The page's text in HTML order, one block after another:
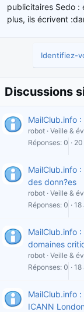
publicitaires Sedo :
plus, ils écrivent
Identifiez-
Discussions
MailClub.info
robot Veille &
Réponses 0
MailClub.info
des donn?es
robot Veille &
Réponses 0 18
MailClub.info
domaines
robot Veille &
Réponses 0 18
MailClub.info
ICANN London